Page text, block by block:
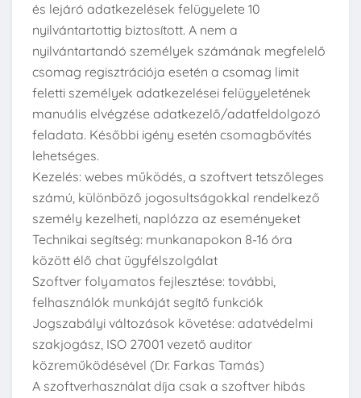
és lejáró adatkezelések felügyelete 10
nyilvántartottig biztosított. A nem a
nyilvántartandó személyek számának megfelelő
csomag regisztrációja esetén a csomag limit
feletti személyek adatkezelései felügyeletének
manuális elvégzése adatkezelő/adatfeldolgozó
feladata. Későbbi igény esetén csomagbővítés
lehetséges.
Kezelés: webes működés, a szoftvert tetszőleges
számú, különböző jogosultságokkal rendelkező
személy kezelheti, naplózza az eseményeket
Technikai segítség: munkanapokon 8-16 óra
között élő chat ügyfélszolgálat
Szoftver folyamatos fejlesztése: további,
felhasználók munkáját segítő funkciók
Jogszabályi változások követése: adatvédelmi
szakjogász, ISO 27001 vezető auditor
közreműködésével (Dr. Farkas Tamás)
A szoftverhasználat díja csak a szoftver hibás